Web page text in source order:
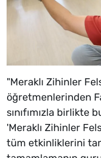
"Meraklı Zihinler
öğretmenlerinden
sınıfımızla birlikte
'Meraklı Zihinler
tüm etkinliklerini